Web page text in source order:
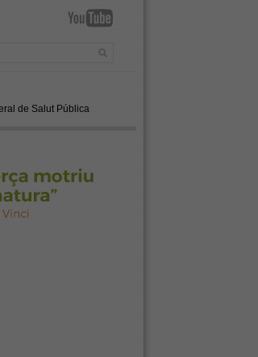
de Salut Pública